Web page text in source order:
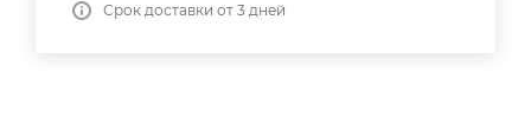
Срок доставки от 3 дней